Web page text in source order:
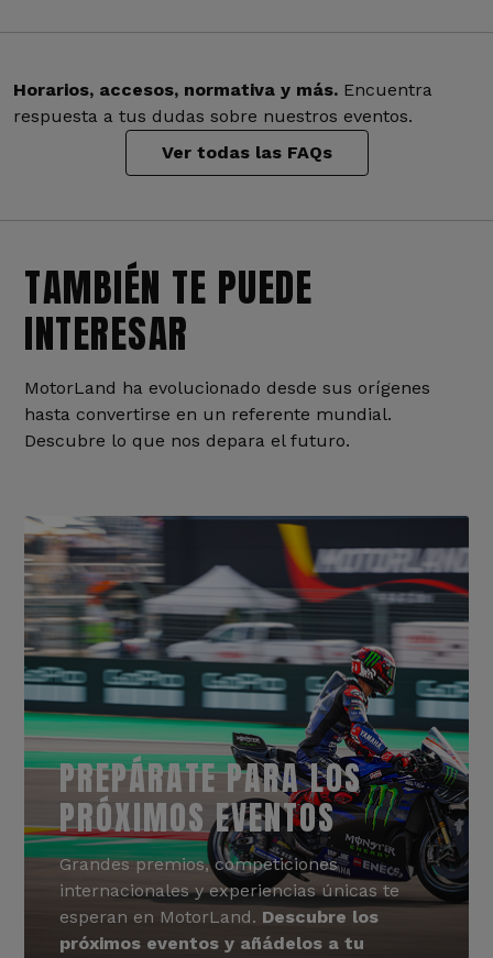
Horarios, accesos, normativa y más. Encuentra
respuesta a tus dudas sobre nuestros eventos.
Ver todas las FAQs
TAMBIÉN TE PUEDE
INTERESAR
MotorLand ha evolucionado desde sus orígenes
hasta convertirse en un referente mundial.
Descubre lo que nos depara el futuro.
PREPÁRATE PARA LOS
PRÓXIMOS EVENTOS
Grandes premios, competiciones
internacionales y experiencias únicas te
esperan en MotorLand. Descubre los
próximos eventos y añádelos a tu